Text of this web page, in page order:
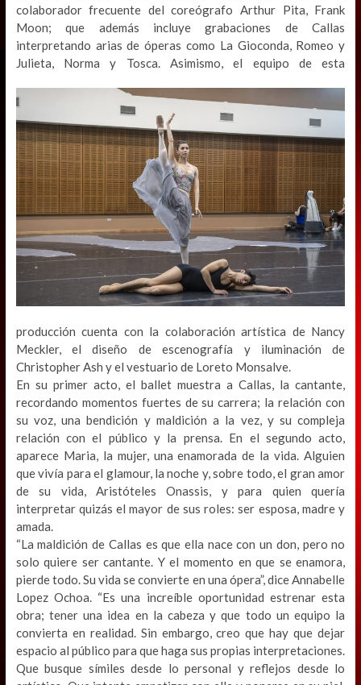
colaborador frecuente del coreógrafo Arthur Pita, Frank
Moon; que además incluye grabaciones de Callas
interpretando arias de óperas como La Gioconda, Romeo y
Julieta, Norma y Tosca. Asimismo, el equipo de esta
producción cuenta con la colaboración artística de Nancy
Meckler, el diseño de escenografía y iluminación de
Christopher Ash y el vestuario de Loreto Monsalve.
En su primer acto, el ballet muestra a Callas, la cantante,
recordando momentos fuertes de su carrera; la relación con
su voz, una bendición y maldición a la vez, y su compleja
relación con el público y la prensa. En el segundo acto,
aparece Maria, la mujer, una enamorada de la vida. Alguien
que vivía para el glamour, la noche y, sobre todo, el gran amor
de su vida, Aristóteles Onassis, y para quien quería
interpretar quizás el mayor de sus roles: ser esposa, madre y
amada.
“La maldición de Callas es que ella nace con un don, pero no
solo quiere ser cantante. Y el momento en que se enamora,
pierde todo. Su vida se convierte en una ópera”, dice Annabelle
Lopez Ochoa. “Es una increíble oportunidad estrenar esta
obra; tener una idea en la cabeza y que todo un equipo la
convierta en realidad. Sin embargo, creo que hay que dejar
espacio al público para que haga sus propias interpretaciones.
Que busque símiles desde lo personal y reflejos desde lo